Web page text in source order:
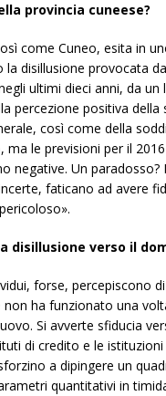
provincia cuneese?
come Cuneo, esita in
la disillusione provocata
ultimi dieci anni, da
percezione positiva della
così come della
ma le previsioni per il
negative. Un paradosso?
faticano ad avere
disillusione verso il
forse, percepiscono
non ha funzionato una
Si avverte sfiducia
di credito e le istituzioni
a dipingere un
quantitativi in